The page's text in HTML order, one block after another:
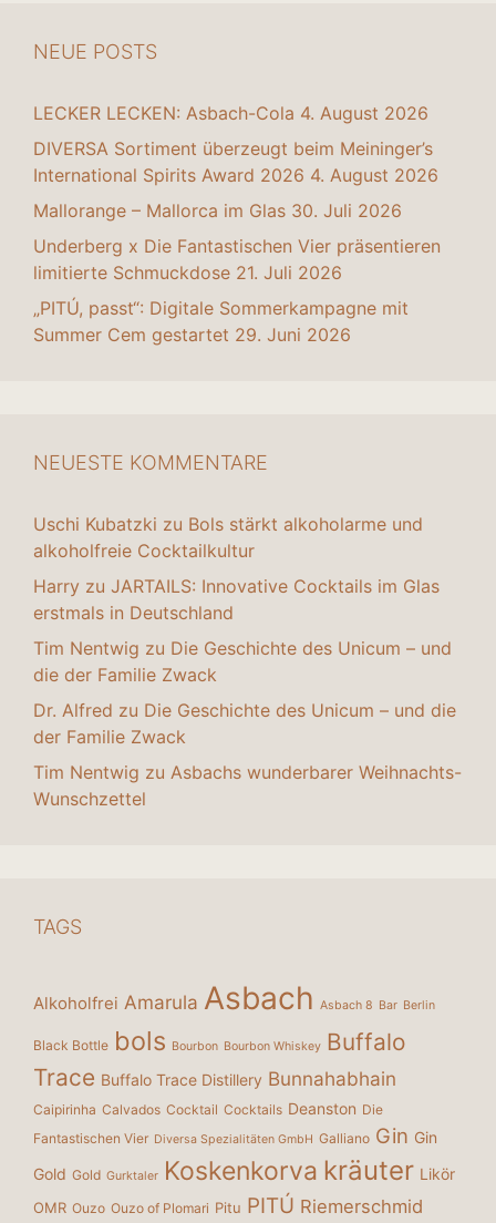
NEUE POSTS
LECKER LECKEN: Asbach-Cola 4. August 2026
DIVERSA Sortiment überzeugt beim Meininger’s
International Spirits Award 2026 4. August 2026
Mallorange – Mallorca im Glas 30. Juli 2026
Underberg x Die Fantastischen Vier präsentieren
limitierte Schmuckdose 21. Juli 2026
„PITÚ, passt“: Digitale Sommerkampagne mit
Summer Cem gestartet 29. Juni 2026
NEUESTE KOMMENTARE
Uschi Kubatzki zu Bols stärkt alkoholarme und
alkoholfreie Cocktailkultur
Harry zu JARTAILS: Innovative Cocktails im Glas
erstmals in Deutschland
Tim Nentwig zu Die Geschichte des Unicum – und
die der Familie Zwack
Dr. Alfred zu Die Geschichte des Unicum – und die
der Familie Zwack
Tim Nentwig zu Asbachs wunderbarer Weihnachts-
Wunschzettel
TAGS
Alkoholfrei Amarula Asbach Asbach 8 Bar Berlin
Black Bottle bols Bourbon Bourbon Whiskey Buffalo
Trace Buffalo Trace Distillery Bunnahabhain
Caipirinha Calvados Cocktail Cocktails Deanston Die
Fantastischen Vier Diversa Spezialitäten GmbH Galliano Gin Gin
Gold Gold Gurktaler Koskenkorva kräuter Likör
OMR Ouzo Ouzo of Plomari Pitu PITÚ Riemerschmid